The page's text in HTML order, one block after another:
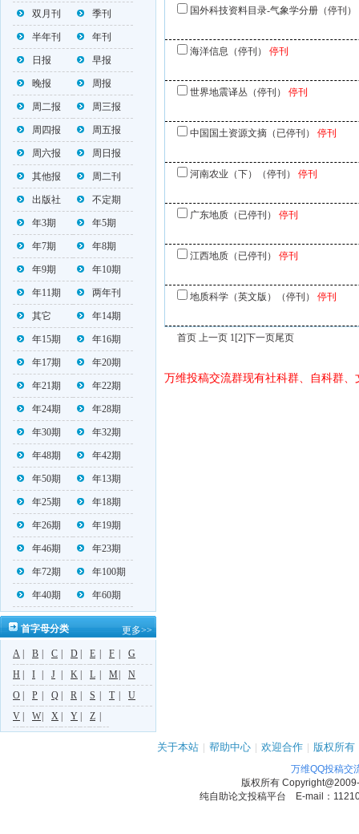
双月刊 季刊
半年刊 年刊
日报 早报
晚报 周报
周二报 周三报
周四报 周五报
周六报 周日报
其他报 周二刊
出版社 不定期
年3期 年5期
年7期 年8期
年9期 年10期
年11期 两年刊
其它 年14期
年15期 年16期
年17期 年20期
年21期 年22期
年24期 年28期
年30期 年32期
年48期 年42期
年50期 年13期
年25期 年18期
年26期 年19期
年46期 年23期
年72期 年100期
年40期 年60期
首字母分类 更多>>
A B C D E F
G
H
I J K L M
N
O
P Q R S T
U
V
W X Y Z
国外科技资料目录-气象学分册（停刊）
海洋信息（停刊） 停刊
世界地震译丛（停刊） 停刊
中国国土资源文摘（已停刊） 停刊
河南农业（下）（停刊） 停刊
广东地质（已停刊） 停刊
江西地质（已停刊） 停刊
地质科学（英文版）（停刊） 停刊
首页 上一页 1[2]下一页尾页
万维投稿交流群现有社科群、自科群
关于本站 | 帮助中心 | 欢迎合作 | 版权所有
万维QQ投稿交
版权所有
纯自助论文投稿平台 E-mail：